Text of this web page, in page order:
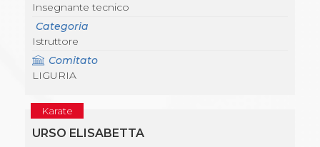
Insegnante tecnico
Categoria
Istruttore
Comitato
LIGURIA
Karate
URSO ELISABETTA